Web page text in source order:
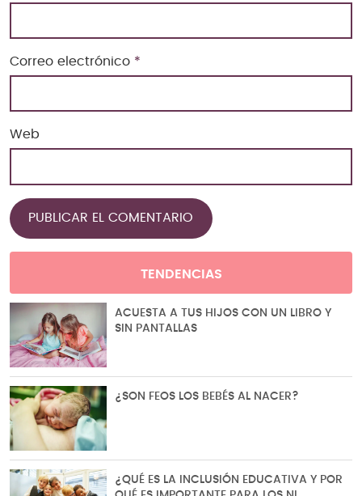
Correo electrónico *
Web
TENDENCIAS
ACUESTA A TUS HIJOS CON UN LIBRO Y
SIN PANTALLAS
¿SON FEOS LOS BEBÉS AL NACER?
¿QUÉ ES LA INCLUSIÓN EDUCATIVA Y POR